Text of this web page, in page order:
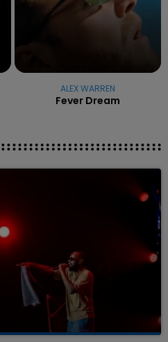
ALEX WARREN
Fever Dream